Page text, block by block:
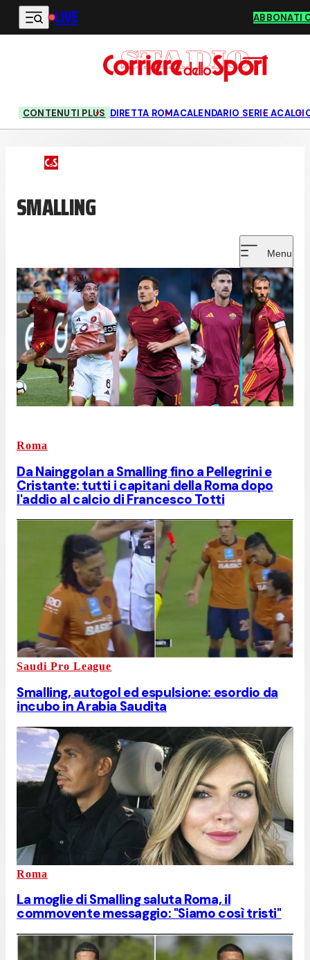
Vai al contenuto principale
LIVE ABBONATI
CONTENUTI PLUS DIRETTA ROMACALENDARIO SERIE A
SMALLING
Menu
Roma
Da Nainggolan a Smalling fino a Pellegrini e
Cristante: tutti i capitani della Roma dopo
l'addio al calcio di Francesco Totti
Saudi Pro League
Smalling, autogol ed espulsione: esordio da
incubo in Arabia Saudita
Roma
La moglie di Smalling saluta Roma, il
commovente messaggio: "Siamo così tristi"